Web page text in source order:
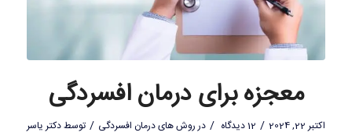
معجزه برای درمان افسردگی
اکتبر 22, 2024 / 12 دیدگاه / درروش های درمان افسردگی / توسطدکتر یاسر